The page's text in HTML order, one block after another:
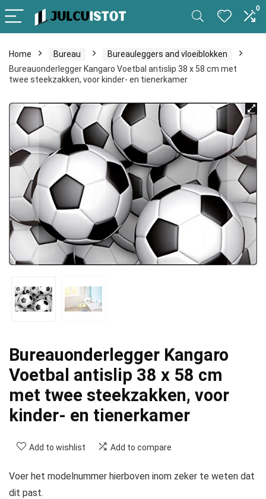
0
Home Bureau
Bureauleggers and vloeiblokken
Bureauonderlegger Kangaro Voetbal antislip 38 x 58 cm met
twee steekzakken, voor kinder- en tienerkamer
Bureauonderlegger Kangaro
Voetbal antislip 38 x 58 cm
met twee steekzakken, voor
kinder- en tienerkamer
Add to wishlist Add to compare
Voer het modelnummer hierboven inom zeker te weten dat
dit past.